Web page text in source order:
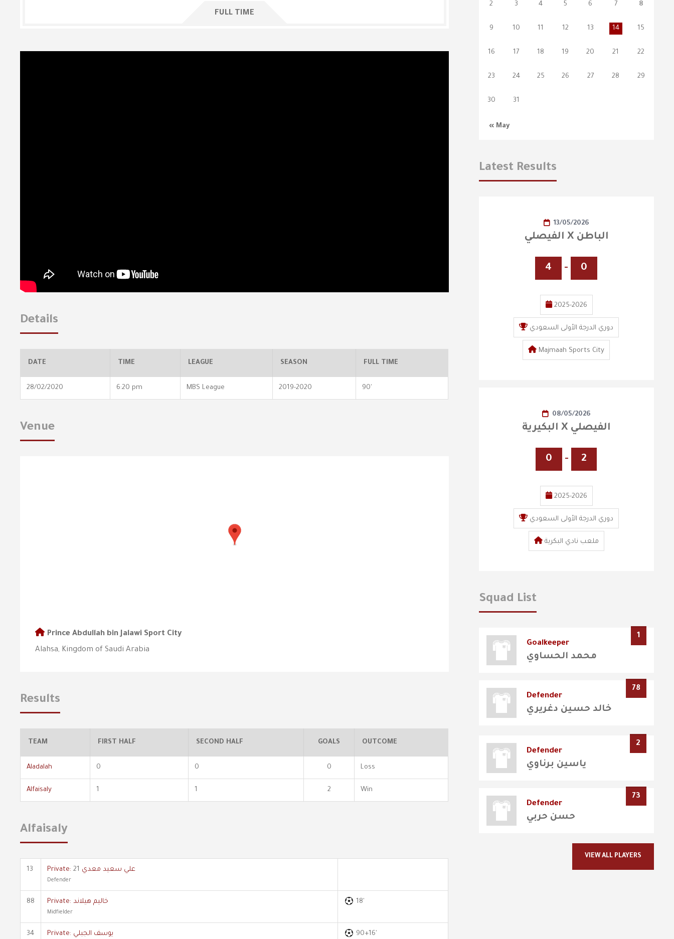
FULL TIME
Details
DATE TIME LEAGUE SEASON FULL TIME
28/02/2020 6:20 pm MBS League 2019-2020 90'
Venue
Prince Abdullah bin Jalawi Sport City
Alahsa, Kingdom of Saudi Arabia
Results
TEAM FIRST HALF SECOND HALF GOALS OUTCOME
Aladalah 0 0 0 Loss
Alfaisaly 1 1 2 Win
Alfaisaly
13 Private: علي سعيد معدي 21
Defender
88 Private: خاليم هيلاند
Midfielder
18'
34 Private: يوسف الجبلي 90+16'
« May
2 3 4 5 6 7 8
9 10 11 12 13 14 15
16 17 18 19 20 21 22
23 24 25 26 27 28 29
30 31
Latest Results
13/05/2026
الفيصلي X الباطن
4 - 0
2025-2026
دوري الدرجة الأولى السعودي
Majmaah Sports City
08/05/2026
البكيرية X الفيصلي
0 - 2
2025-2026
دوري الدرجة الأولى السعودي
ملعب نادي البكرية
Squad List
1
Goalkeeper
محمد الحساوي
78
Defender
خالد حسين دغريري
2
Defender
ياسين برناوي
73
Defender
حسن حربي
VIEW ALL PLAYERS